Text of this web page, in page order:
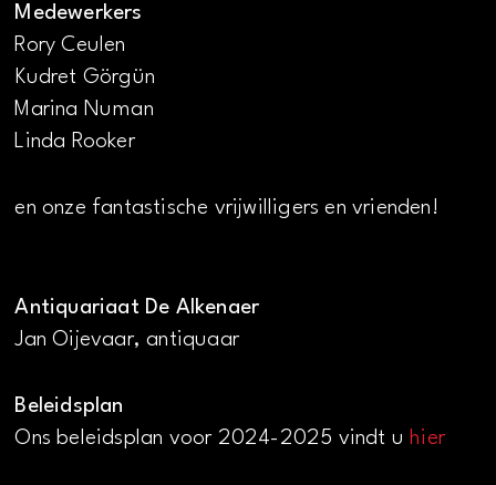
Medewerkers
Rory Ceulen
Kudret Görgün
Marina Numan
Linda Rooker
en onze fantastische vrijwilligers en vrienden!
Antiquariaat De Alkenaer
Jan Oijevaar, antiquaar
Beleidsplan
Ons beleidsplan voor 2024-2025 vindt uhier